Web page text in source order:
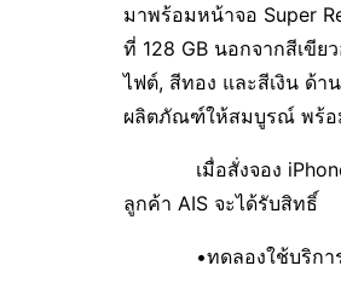
มาพร้อมหน้าจอ Super
ที่ 128 GB นอกจากสีเขีย
ไฟต์, สีทอง และสีเงิน ด้า
ผลิตภัณฑ์ให้สมบูรณ์ พร้อม
เมื่อสั่งจอง iPhone
ลูกค้า AIS จะได้รับสิทธิ์
•ทดลองใช้บริการ